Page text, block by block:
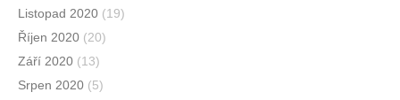
Listopad 2020 (19)
Říjen 2020 (20)
Září 2020 (13)
Srpen 2020 (5)